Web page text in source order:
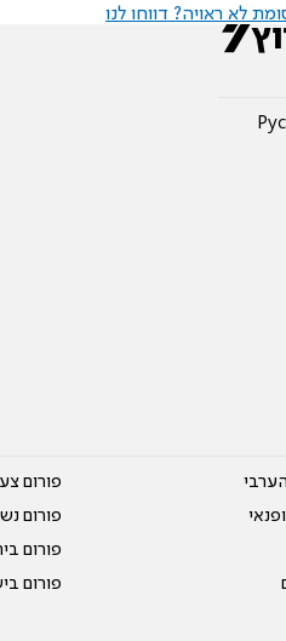
לא ראויה? דווחו לנו
פורום
פורום
פורום
פורום